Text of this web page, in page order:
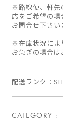
※路線便、軒先
応をご希望の
お問合せ下さい
※在庫状況によ
お急ぎの場合は
配送ランク SH
CATEGORY